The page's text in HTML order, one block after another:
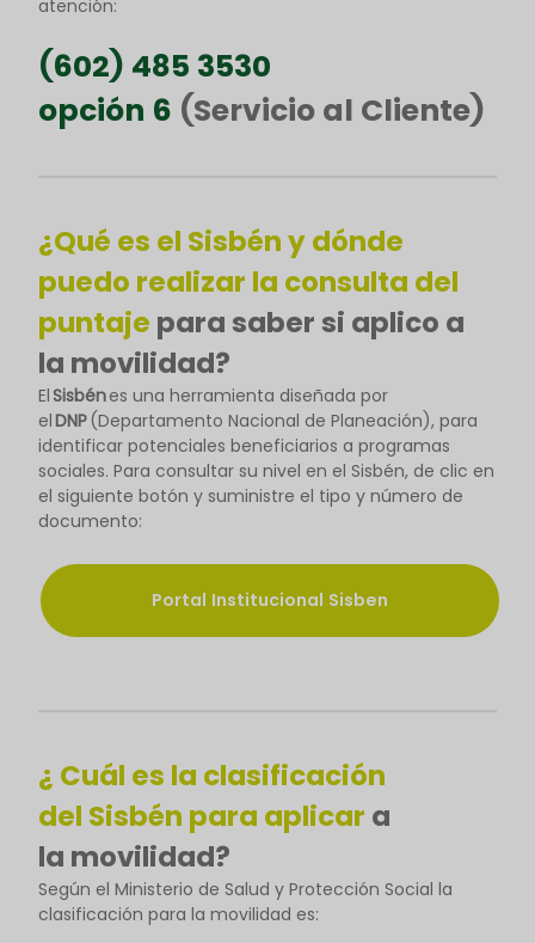
atención:
(602) 485 3530
opción 6 (Servicio al Cliente)
¿Qué es el Sisbén y dónde
puedo realizar la consulta del
puntaje para saber si aplico a
la movilidad?
El Sisbénes una herramienta diseñada por
elDNP(Departamento Nacional de Planeación), para
identificar potenciales beneficiarios a programas
sociales. Para consultar su nivel en el Sisbén, de clic en
el siguiente botón y suministre el tipo y número de
documento:
Portal Institucional Sisben
¿ Cuál es la clasificación
del Sisbén para aplicar a
la movilidad?
Según el Ministerio de Salud y Protección Social la
clasificación para la movilidad es: